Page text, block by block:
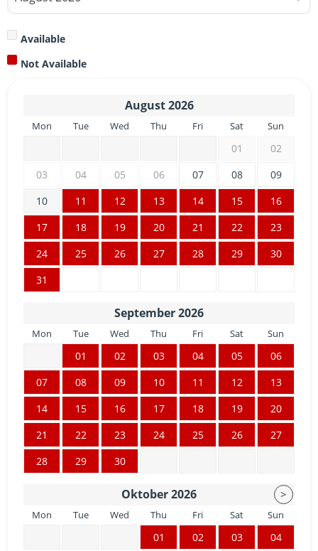
Available
Not Available
August 2026
Mon Tue Wed Thu Fri Sat Sun
01
02
03
04 05 06 07 08
09
10
11 12 13 14 15
16
17
18 19 20 21 22
23
24
25 26 27 28 29
30
31
September2026
Mon Tue Wed Thu Fri Sat Sun
01 02 03 04 05
06
07
08 09 10 11 12
13
14
15 16 17 18 19
20
21
22 23 24 25 26
27
28
29 30
Oktober2026 >
Mon Tue Wed Thu Fri Sat Sun
01 02 03 04